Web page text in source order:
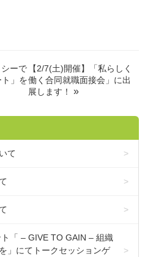
シーで
ト」を
【2/7(土)開催】「私らしく
働く合同就職面接会」に出
展します！
»
て
「 – GIVE TO GAIN – 組織
」にてトークセッションゲ